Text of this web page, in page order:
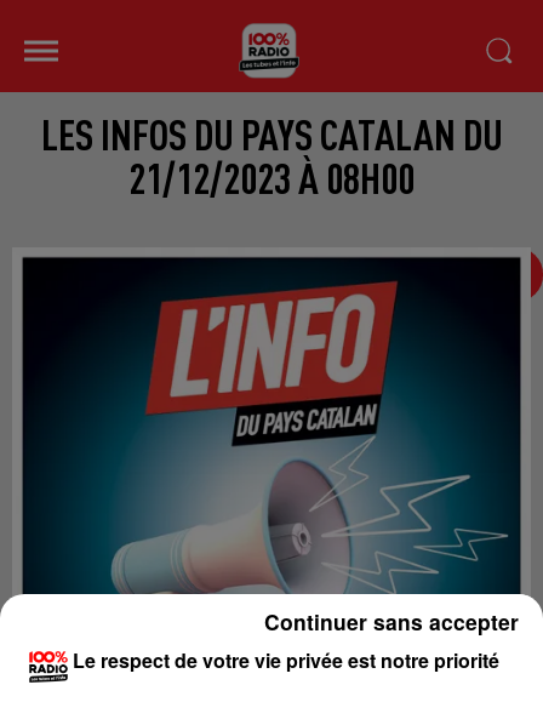
LES INFOS DU PAYS CATALAN DU
21/12/2023 À 08H00
Le respect de votre vie privée est notre priorité
Continuer sans accepter